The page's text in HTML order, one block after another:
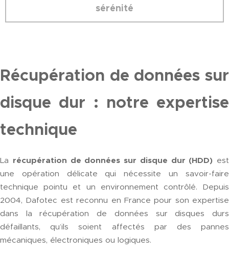
sérénité
Récupération de données sur
disque dur : notre expertise
technique
La récupération de données sur disque dur (HDD) est
une opération délicate qui nécessite un savoir-faire
technique pointu et un environnement contrôlé. Depuis
2004, Dafotec est reconnu en France pour son expertise
dans la récupération de données sur disques durs
défaillants, qu’ils soient affectés par des pannes
mécaniques, électroniques ou logiques.